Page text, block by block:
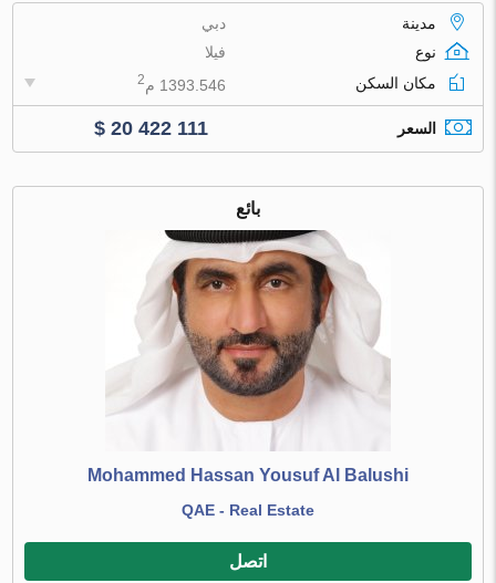
مدينة
دبي
نوع
فيلا
مكان السكن
1393.546 م 2
السعر $ 20 422 111
بائع
Mohammed Hassan Yousuf Al Balushi
QAE - Real Estate
اتصل